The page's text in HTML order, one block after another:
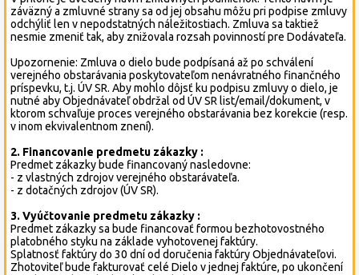
záväzný a zmluvné strany sa od jej obsahu môžu pri podpise zmluvy
odchýliť len v nepodstatných náležitostiach. Zmluva sa taktiež
nesmie zmeniť tak, aby znižovala rozsah povinností pre Dodávateľa.
Upozornenie: Zmluva o dielo bude podpísaná až po schválení
verejného obstarávania poskytovateľom nenávratného finančného
príspevku, t.j. ÚV SR. Aby mohlo dôjsť ku podpisu zmluvy o dielo, je
nutné aby Objednávateľ obdržal od ÚV SR list/email/dokument, v
ktorom schvaľuje proces verejného obstarávania bez korekcie (resp.
v inom ekvivalentnom znení).
2. Financovanie predmetu zákazky :
Predmet zákazky bude financovaný nasledovne:
- z vlastných zdrojov verejného obstarávateľa.
- z dotačných zdrojov (ÚV SR).
3. Vyúčtovanie predmetu zákazky :
Predmet zákazky sa bude financovať formou bezhotovostného
platobného styku na základe vyhotovenej faktúry.
Splatnosť faktúry do 30 dní od doručenia faktúry Objednávateľovi.
Zhotoviteľ bude fakturovať celé Dielo v jednej faktúre, po ukončení